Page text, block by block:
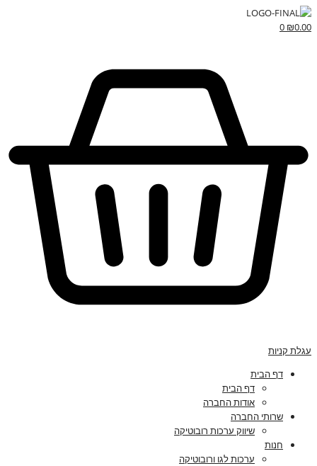
₪0.00
0
עגלת קניות
דף הבית
דף הבית
אודות החברה
שרותי החברה
שיווק ערכות רובוטיקה
חנות
ערכות לגו ורובוטיקה